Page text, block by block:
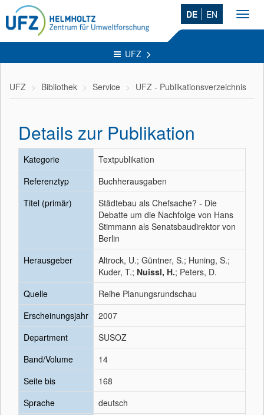
DE EN
UFZ
UFZ Bibliothek Service UFZ - Publikationsverzeichnis
Details zur Publikation
Kategorie
Textpublikation
Referenztyp
Buchherausgaben
Titel (primär)
Städtebau als Chefsache? - Die
Debatte um die Nachfolge von Hans
Stimmann als Senatsbaudirektor von
Berlin
Herausgeber
Altrock, U.; Güntner, S.; Huning, S.;
Kuder, T.; Nuissl, H.; Peters, D.
Quelle
Reihe Planungsrundschau
Erscheinungsjahr
2007
Department
SUSOZ
Band/Volume
14
Seite bis
168
Sprache
deutsch